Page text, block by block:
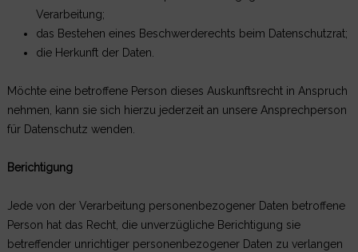
Verarbeitung;
das Bestehen eines Beschwerderechts beim Datenschutzrat;
die Herkunft der Daten.
Möchte eine betroffene Person dieses Auskunftsrecht in Anspruch
nehmen, kann sie sich hierzu jederzeit an unsere Ansprechperson
für Datenschutz wenden.
Berichtigung
Jede von der Verarbeitung personenbezogener Daten betroffene
Person hat das Recht, die unverzügliche Berichtigung sie
betreffender unrichtiger personenbezogener Daten zu verlangen